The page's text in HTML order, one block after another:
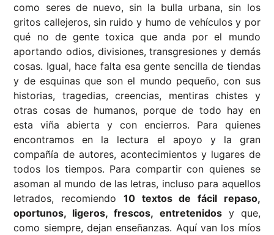
como seres de nuevo, sin la bulla urbana, sin los
gritos callejeros, sin ruido y humo de vehículos y por
qué no de gente toxica que anda por el mundo
aportando odios, divisiones, transgresiones y demás
cosas. Igual, hace falta esa gente sencilla de tiendas
y de esquinas que son el mundo pequeño, con sus
historias, tragedias, creencias, mentiras chistes y
otras cosas de humanos, porque de todo hay en
esta viña abierta y con encierros. Para quienes
encontramos en la lectura el apoyo y la gran
compañía de autores, acontecimientos y lugares de
todos los tiempos. Para compartir con quienes se
asoman al mundo de las letras, incluso para aquellos
letrados, recomiendo 10 textos de fácil repaso,
oportunos, ligeros, frescos, entretenidosy que,
como siempre, dejan enseñanzas. Aquí van los míos